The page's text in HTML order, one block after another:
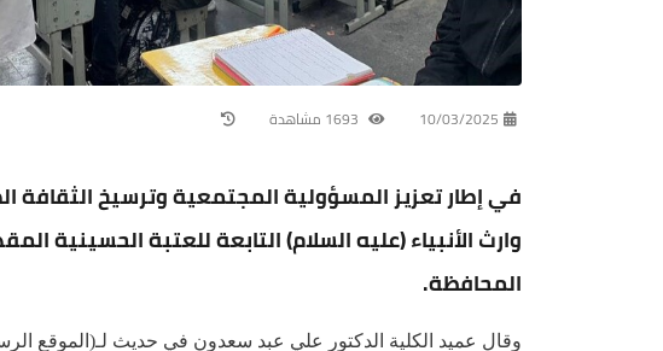
10/03/2025
في إطار تعزيز المسؤولية المجتمعية وترسيخ
وارث الأنبياء (عليه السلام) التابعة للعتبة الحسينية
المحافظة.
وقال عميد الكلية الدكتور علي عبد سعدون في حديث لـ(الموقع